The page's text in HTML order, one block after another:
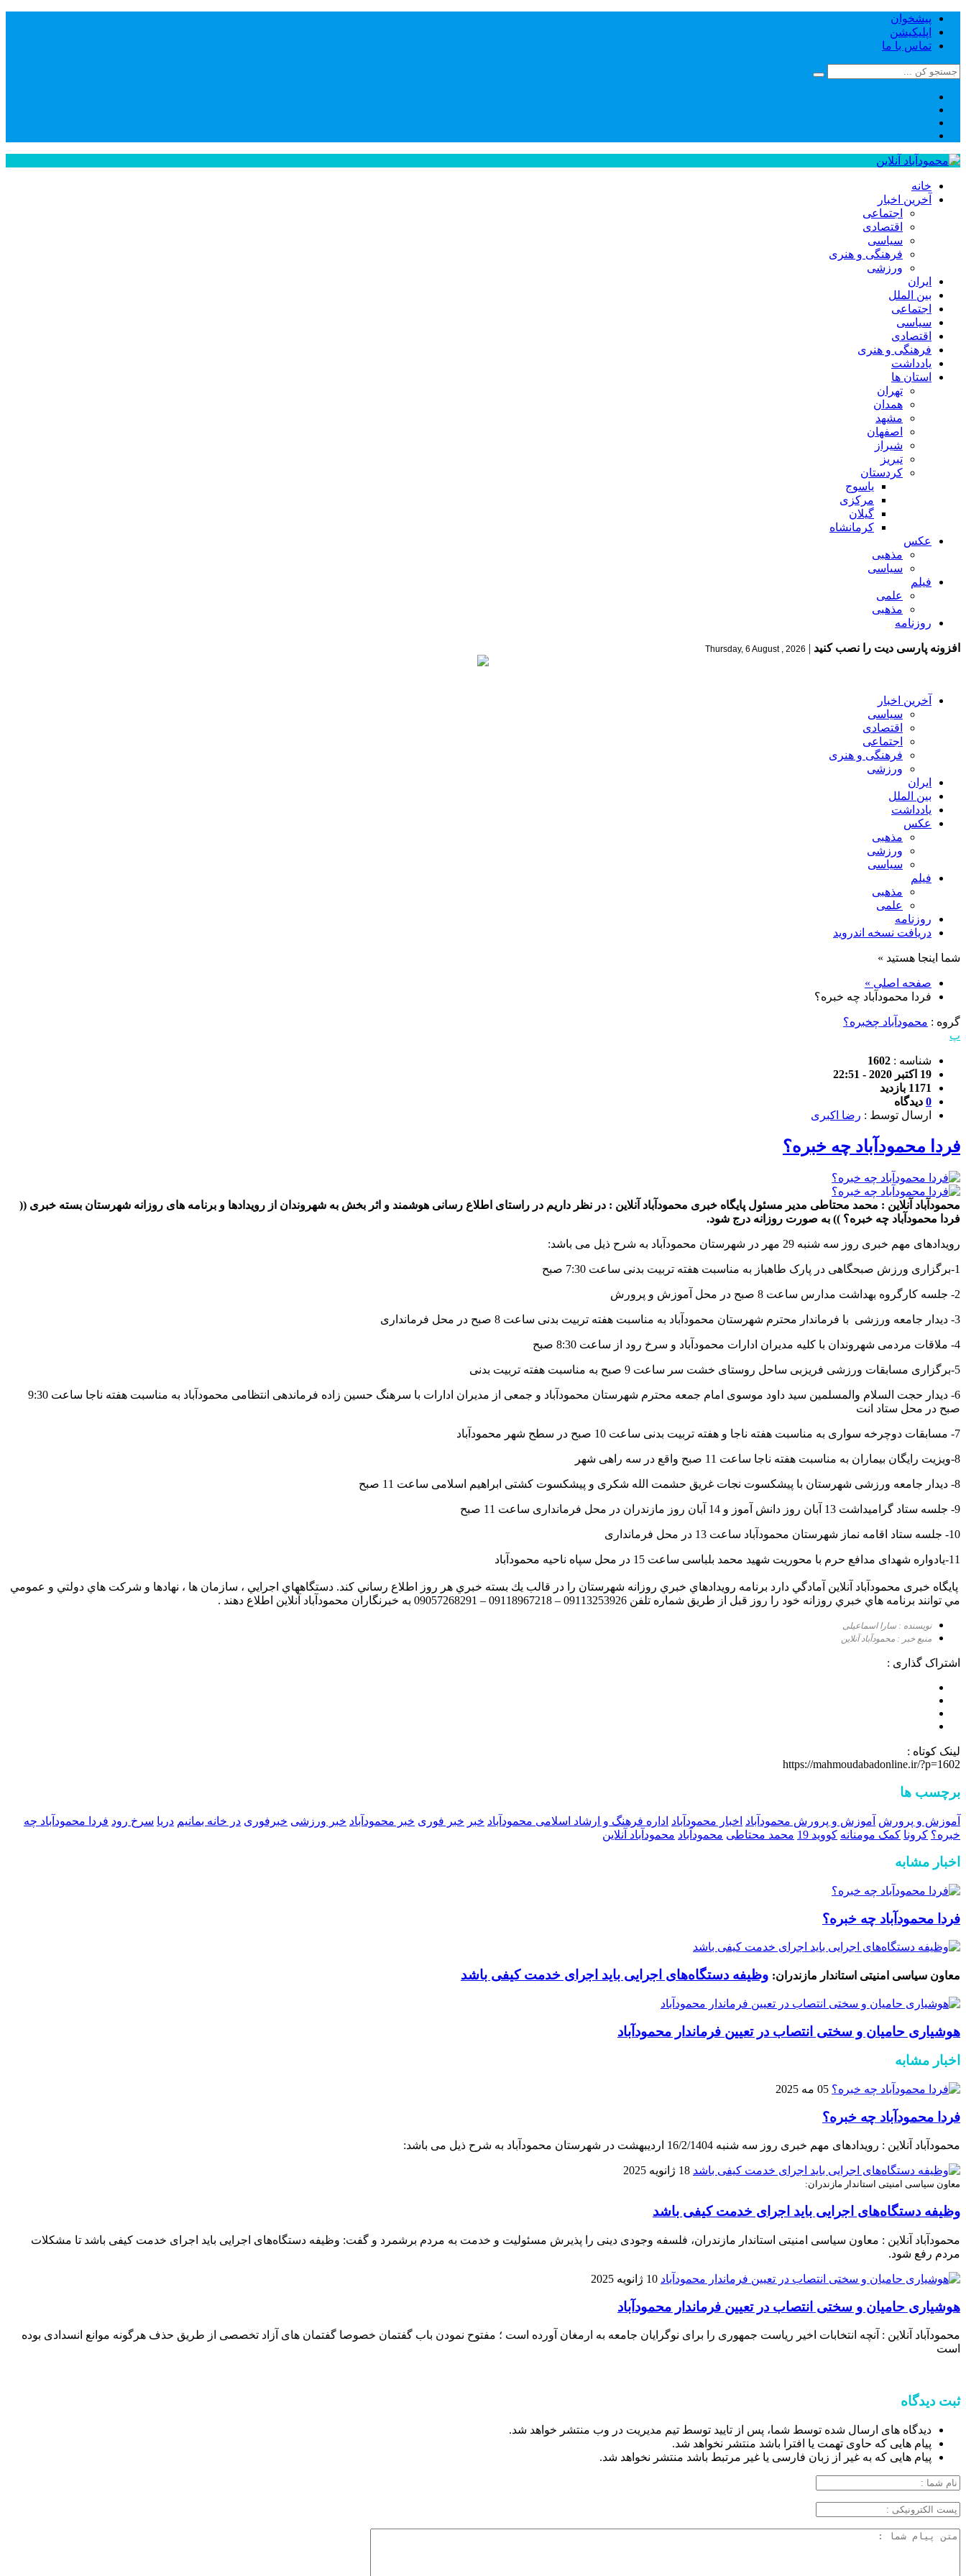
پیشخوان
اپلیکیشن
تماس با ما
خانه
آخرین اخبار
اجتماعی
اقتصادی
سیاسی
فرهنگی و هنری
ورزشی
ایران
بین الملل
اجتماعی
سیاسی
اقتصادی
فرهنگی و هنری
یادداشت
استان ها
تهران
همدان
مشهد
اصفهان
شیراز
تبریز
کردستان
یاسوج
مرکزی
گیلان
کرمانشاه
عکس
مذهبی
سیاسی
فیلم
علمی
مذهبی
روزنامه
افزونه پارسی دیت را نصب کنید |
Thursday, 6 August , 2026
آخرین اخبار
سیاسی
اقتصادی
اجتماعی
فرهنگی و هنری
ورزشی
ایران
بین الملل
یادداشت
عکس
مذهبی
ورزشی
سیاسی
فیلم
مذهبی
علمی
روزنامه
دریافت نسخه اندروید
شما اینجا هستید »
صفحه اصلی »
فردا محمودآباد چه خبره؟
گروه : محمودآباد چخبره؟
پ
شناسه : 1602
19 اکتبر 2020 - 22:51
1171 بازدید
0 دیدگاه
ارسال توسط : رضا اکبری
فردا محمودآباد چه خبره؟
محمودآباد آنلاین : محمد محتاطی مدیر مسئول پایگاه خبری محمودآباد آنلاین : در نظر داریم در راستای اطلاع رسانی هوشمند و اثر بخش به شهروندان از رویدادها و برنامه های روزانه شهرستان بسته خبری ((
فردا محمودآباد چه خبره؟ )) به صورت روزانه درج شود.
رویدادهای مهم خبری روز سه شنبه 29 مهر در شهرستان محمودآباد به شرح ذیل می باشد:
1-برگزاری ورزش صبحگاهی در پارک طاهباز به مناسبت هفته تربیت بدنی ساعت 7:30 صبح
2- جلسه کارگروه بهداشت مدارس ساعت 8 صبح در محل آموزش و پرورش
3- دیدار جامعه ورزشی با فرماندار محترم شهرستان محمودآباد به مناسبت هفته تربیت بدنی ساعت 8 صبح در محل فرمانداری
4- ملاقات مردمی شهروندان با کلیه مدیران ادارات محمودآباد و سرخ رود از ساعت 8:30 صبح
5-برگزاری مسابقات ورزشی فریزبی ساحل روستای خشت سر ساعت 9 صبح به مناسبت هفته تربیت بدنی
6- دیدار حجت السلام والمسلمین سید داود موسوی امام جمعه محترم شهرستان محمودآباد و جمعی از مدیران ادارات با سرهنگ حسین زاده فرماندهی انتظامی محمودآباد به مناسبت هفته ناجا ساعت 9:30
صبح در محل ستاد انت
7- مسابقات دوچرخه سواری به مناسبت هفته ناجا و هفته تربیت بدنی ساعت 10 صبح در سطح شهر محمودآباد
8-ویزیت رایگان بیماران به مناسبت هفته ناجا ساعت 11 صبح واقع در سه راهی شهر
8- دیدار جامعه ورزشی شهرستان با پیشکسوت نجات غریق حشمت الله شکری و پیشکسوت کشتی ابراهیم اسلامی ساعت 11 صبح
9- جلسه ستاد گرامیداشت 13 آبان روز دانش آموز و 14 آبان روز مازندران در محل فرمانداری ساعت 11 صبح
10- جلسه ستاد اقامه نماز شهرستان محمودآباد ساعت 13 در محل فرمانداری
11-یادواره شهدای مدافع حرم با محوریت شهید محمد بلباسی ساعت 15 در محل سپاه ناحیه محمودآباد
پایگاه خبری محمودآباد آنلاین آمادگي دارد برنامه رويدادهاي خبري روزانه شهرستان را در قالب يك بسته خبري هر روز اطلاع رساني كند. دستگاههاي اجرايي ، سازمان ها ، نهادها و شركت هاي دولتي و عمومي
مي توانند برنامه هاي خبري روزانه خود را روز قبل از طريق شماره تلفن 09113253926 – 09118967218 – 09057268291 به خبرنگاران محمودآباد آنلاین اطلاع دهند .
نویسنده : سارا اسماعیلی
منبع خبر : محمودآباد آنلاین
اشتراک گذاری :
لینک کوتاه :
https://mahmoudabadonline.ir/?p=1602
برچسب ها
آموزش و پرورش آموزش و پرورش محمودآباد اخبار محمودآباد اداره فرهنگ و ارشاد اسلامی محمودآباد خبر خبر فوری خبر محمودآباد خبر ورزشی خبرفوری در خانه بمانیم دریا سرخ رود فردا محمودآباد چه
خبره؟ کرونا کمک مومنانه کووید 19 محمد محتاطی محمودآباد محمودآباد آنلاین
اخبار مشابه
فردا محمودآباد چه خبره؟
معاون سیاسی امنیتی استاندار مازندران: وظیفه دستگاه‌های اجرایی باید اجرای خدمت کیفی باشد
هوشیاری حامیان و سختی انتصاب در تعیین فرماندار محمودآباد
اخبار مشابه
05 مه 2025
فردا محمودآباد چه خبره؟
محمودآباد آنلاین : رویدادهای مهم خبری روز سه شنبه 16/2/1404 اردیبهشت در شهرستان محمودآباد به شرح ذیل می باشد:
18 ژانویه 2025
معاون سیاسی امنیتی استاندار مازندران:
وظیفه دستگاه‌های اجرایی باید اجرای خدمت کیفی باشد
محمودآباد آنلاین : معاون سیاسی امنیتی استاندار مازندران، فلسفه وجودی دینی را پذیرش مسئولیت و خدمت به مردم برشمرد و گفت: وظیفه دستگاه‌های اجرایی باید اجرای خدمت کیفی باشد تا مشکلات
مردم رفع شود.
10 ژانویه 2025
هوشیاری حامیان و سختی انتصاب در تعیین فرماندار محمودآباد
محمودآباد آنلاین : آنچه انتخابات اخیر ریاست جمهوری را برای نوگرایان جامعه به ارمغان آورده است ؛ مفتوح نمودن باب گفتمان خصوصا گفتمان های آزاد تخصصی از طریق حذف هرگونه موانع انسدادی بوده
است
ثبت دیدگاه
دیدگاه های ارسال شده توسط شما، پس از تایید توسط تیم مدیریت در وب منتشر خواهد شد.
پیام هایی که حاوی تهمت یا افترا باشد منتشر نخواهد شد.
پیام هایی که به غیر از زبان فارسی یا غیر مرتبط باشد منتشر نخواهد شد.